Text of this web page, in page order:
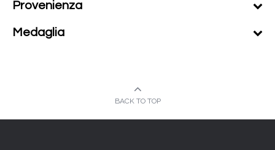
Provenienza
Medaglia
BACK TO TOP